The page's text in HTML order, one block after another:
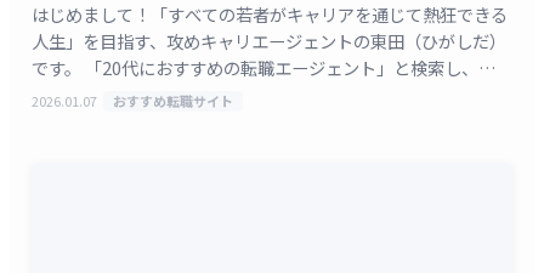
はじめまして！「すべての若者がキャリアを通じて熱狂できる
人生」を目指す、攻めキャリエージェントの東田（ひがしだ）
です。 「20代におすすめの転職エージェント」と検索し、無数
の選択肢を前に、 そんな不安から、最初の一歩を踏 [&hellip;]
2026.01.07 おすすめ転職サイト